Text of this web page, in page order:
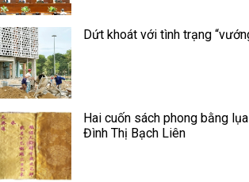
Dứt khoát với tình trạng
Hai cuốn sách phong bằng
Đình Thị Bạch Liên